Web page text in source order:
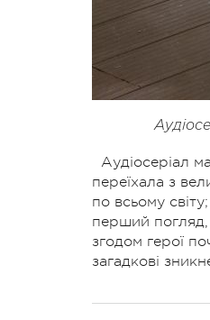
Аудіосеріал
переїхала з
по всьому
перший
згодом герої
загадкові